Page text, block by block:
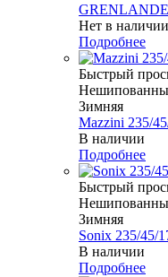
Нет в наличии
Подробнее
Быстрый
Зимняя
Mazzini 235/
В наличии
Подробнее
Быстрый
Зимняя
Sonix 235/45/
В наличии
Подробнее